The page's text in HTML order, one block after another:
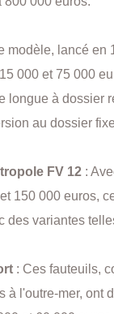
modèle, lancé en
000 et 75 000
longue à dossier
au dossier
FV 12 :
150 000 euros,
des variantes
: Ces fauteuils,
à l'outre-mer, ont